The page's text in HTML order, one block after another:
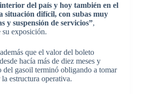
del país y hoy también en el
situación difícil, con subas muy
y suspensión de servicios”,
exposición.
que el valor del boleto
hacía más de diez meses y
del gasoil terminó obligando a tomar
estructura operativa.